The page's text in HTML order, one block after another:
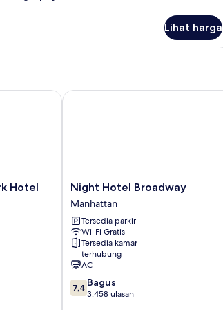
Lihat harga
Hotel
Night
Hotel
Broadway
Manhattan
Night Hotel Broadway
Manhattan
Tersedia parkir
Wi-Fi Gratis
Tersedia kamar
terhubung
AC
7.4
dari
7,4 Bagus
3.458 ulasan
Night Hotel Broadway